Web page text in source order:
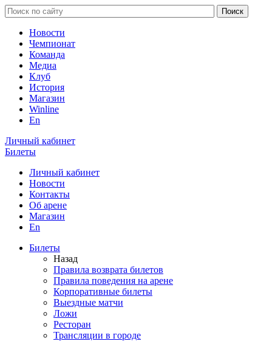
Новости
Чемпионат
Команда
Медиа
Клуб
История
Магазин
Winline
En
Личный кабинет
Билеты
Личный кабинет
Новости
Контакты
Об арене
Магазин
En
Билеты
Назад
Правила возврата билетов
Правила поведения на арене
Корпоративные билеты
Выездные матчи
Ложи
Ресторан
Трансляции в городе